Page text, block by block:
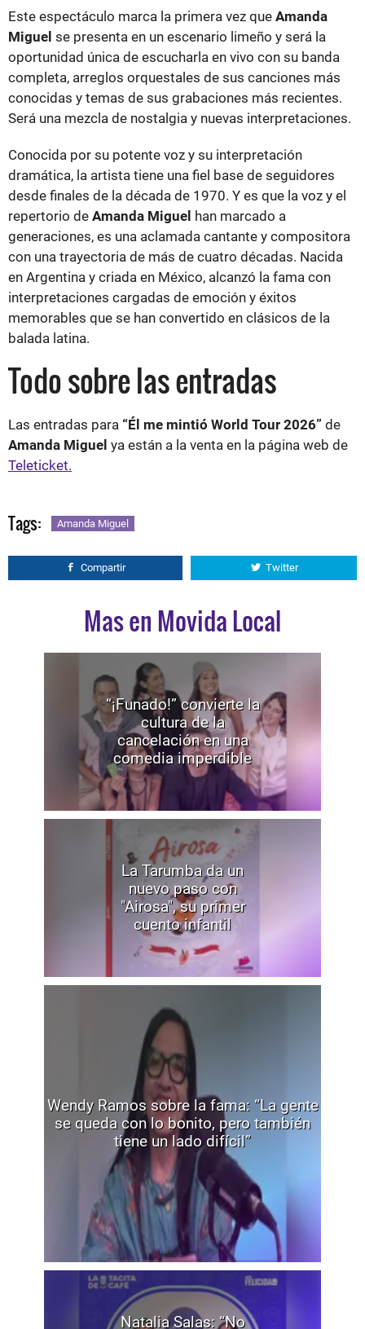
Este espectáculo marca la primera vez que Amanda
Miguel se presenta en un escenario limeño y será la
oportunidad única de escucharla en vivo con su banda
completa, arreglos orquestales de sus canciones más
conocidas y temas de sus grabaciones más recientes.
Será una mezcla de nostalgia y nuevas interpretaciones.
Conocida por su potente voz y su interpretación
dramática, la artista tiene una fiel base de seguidores
desde finales de la década de 1970. Y es que la voz y el
repertorio de Amanda Miguel han marcado a
generaciones, es una aclamada cantante y compositora
con una trayectoria de más de cuatro décadas. Nacida
en Argentina y criada en México, alcanzó la fama con
interpretaciones cargadas de emoción y éxitos
memorables que se han convertido en clásicos de la
balada latina.
Todo sobre las entradas
Las entradas para “Él me mintió World Tour 2026” de
Amanda Miguel ya están a la venta en la página web de
Teleticket.
Tags: Amanda Miguel
Compartir Twitter
Mas en Movida Local
“¡Funado!” convierte la
cultura de la
cancelación en una
comedia imperdible
La Tarumba da un
nuevo paso con
"Airosa", su primer
cuento infantil
Wendy Ramos sobre la fama: “La gente
se queda con lo bonito, pero también
tiene un lado difícil”
Natalia Salas: “No